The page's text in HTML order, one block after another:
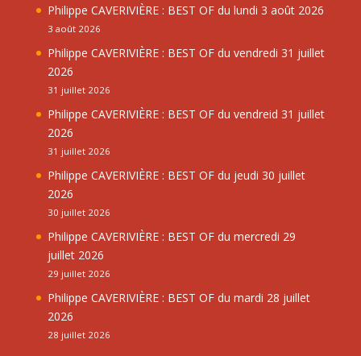
Philippe CAVERIVIÈRE : BEST OF du lundi 3 août 2026
3 août 2026
Philippe CAVERIVIÈRE : BEST OF du vendredi 31 juillet
2026
31 juillet 2026
Philippe CAVERIVIÈRE : BEST OF du vendreid 31 juillet
2026
31 juillet 2026
Philippe CAVERIVIÈRE : BEST OF du jeudi 30 juillet
2026
30 juillet 2026
Philippe CAVERIVIÈRE : BEST OF du mercredi 29
juillet 2026
29 juillet 2026
Philippe CAVERIVIÈRE : BEST OF du mardi 28 juillet
2026
28 juillet 2026